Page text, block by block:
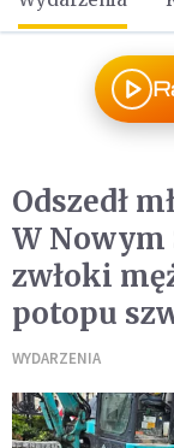
Odszedł
W Nowym
zwłoki
potopu
WYDARZENIA